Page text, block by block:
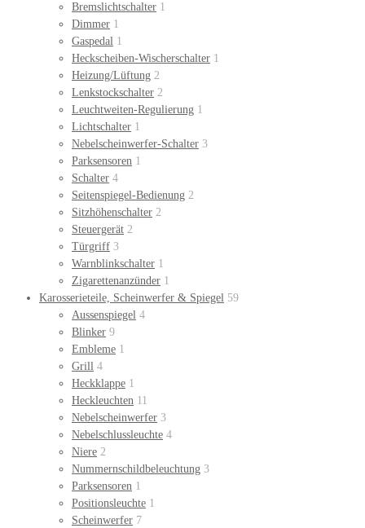
Bremslichtschalter 1
Dimmer 1
Gaspedal 1
Heckscheiben-Wischerschalter 1
Heizung/Lüftung 2
Lenkstockschalter 2
Leuchtweiten-Regulierung 1
Lichtschalter 1
Nebelscheinwerfer-Schalter 3
Parksensoren 1
Schalter 4
Seitenspiegel-Bedienung 2
Sitzhöhenschalter 2
Steuergerät 2
Türgriff 3
Warnblinkschalter 1
Zigarettenanzünder 1
Karosserieteile, Scheinwerfer & Spiegel 59
Aussenspiegel 4
Blinker 9
Embleme 1
Grill 4
Heckklappe 1
Heckleuchten 11
Nebelscheinwerfer 3
Nebelschlussleuchte 4
Niere 2
Nummernschildbeleuchtung 3
Parksensoren 1
Positionsleuchte 1
Scheinwerfer 7